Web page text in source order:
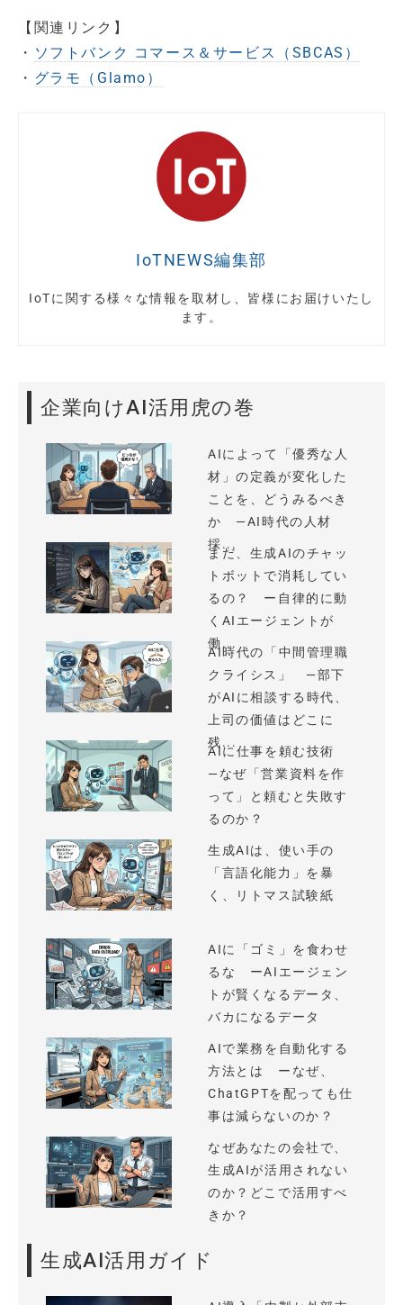
【関連リンク】
・ ソフトバンク コマース＆サービス（SBCAS）
・ グラモ（Glamo）
IoTNEWS編集部
IoTに関する様々な情報を取材し、皆様にお届けいたし
ます。
企業向けAI活用虎の巻
AIによって「優秀な人
材」の定義が変化した
ことを、どうみるべき
か —AI時代の人材
採...
まだ、生成AIのチャッ
トボットで消耗してい
るの？ ー自律的に動
くAIエージェントが
働...
AI時代の「中間管理職
クライシス」 —部下
がAIに相談する時代、
上司の価値はどこに
残...
AIに仕事を頼む技術
—なぜ「営業資料を作
って」と頼むと失敗す
るのか？
生成AIは、使い手の
「言語化能力」を暴
く、リトマス試験紙
AIに「ゴミ」を食わせ
るな ーAIエージェン
トが賢くなるデータ、
バカになるデータ
AIで業務を自動化する
方法とは ーなぜ、
ChatGPTを配っても仕
事は減らないのか？
なぜあなたの会社で、
生成AIが活用されない
のか？どこで活用すべ
きか？
生成AI活用ガイド